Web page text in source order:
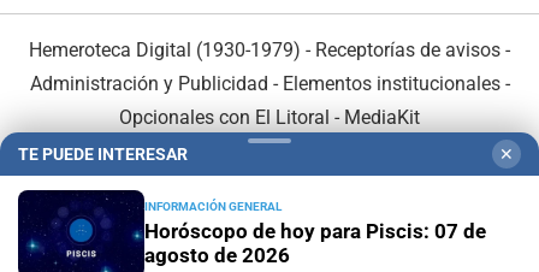
Hemeroteca Digital (1930-1979) - Receptorías de avisos -
Administración y Publicidad - Elementos institucionales-
Opcionales con El Litoral - MediaKit
TE PUEDE INTERESAR ✕
INFORMACIÓN GENERAL
Horóscopo de hoy para Piscis: 07 de
agosto de 2026